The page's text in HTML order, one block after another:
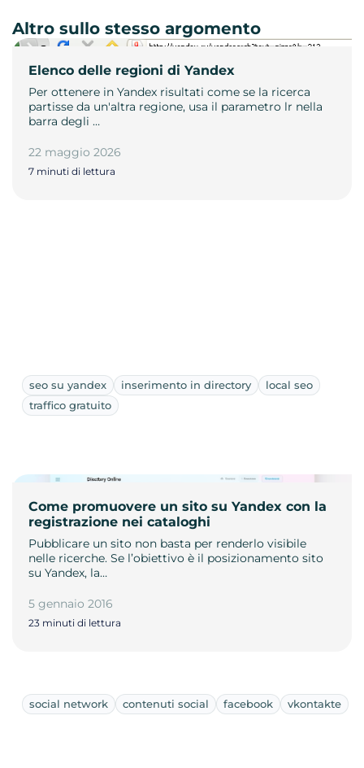
Elenco delle regioni di Yandex
Per ottenere in Yandex risultati come se la ricerca
partisse da un'altra regione, usa il parametro lr nella
barra degli …
22 maggio 2026
7 minuti di lettura
Altro sullo stesso argomento
seo su yandex inserimento in directory
local seo
traffico gratuito
Come promuovere un sito su Yandex con la
registrazione nei cataloghi
Pubblicare un sito non basta per renderlo visibile
nelle ricerche. Se l’obiettivo è il posizionamento sito
su Yandex, la…
5 gennaio 2016
23 minuti di lettura
social network contenuti social facebook vkontakte